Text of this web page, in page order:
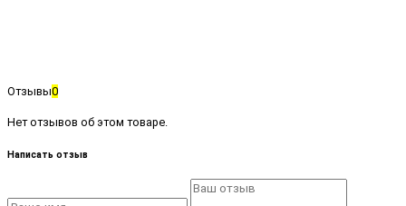
Отзывы0
Нет отзывов об этом товаре.
Написать отзыв